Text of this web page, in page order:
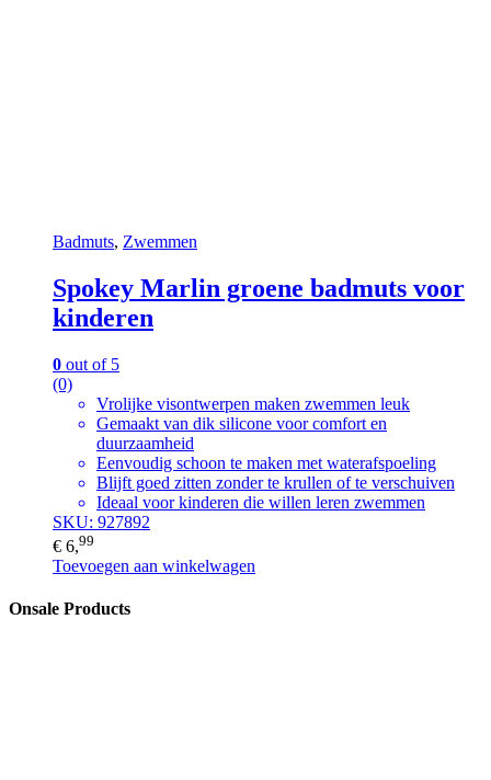
Badmuts, Zwemmen
Spokey Marlin groene badmuts voor
kinderen
0 out of 5
(0)
Vrolijke visontwerpen maken zwemmen leuk
Gemaakt van dik silicone voor comfort en
duurzaamheid
Eenvoudig schoon te maken met waterafspoeling
Blijft goed zitten zonder te krullen of te verschuiven
Ideaal voor kinderen die willen leren zwemmen
SKU: 927892
€ 6,99
Toevoegen aan winkelwagen
Onsale Products